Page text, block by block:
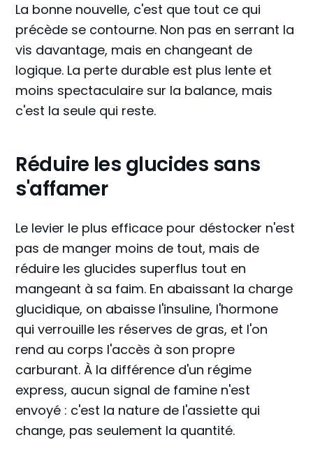
La bonne nouvelle, c'est que tout ce qui
précède se contourne. Non pas en serrant la
vis davantage, mais en changeant de
logique. La perte durable est plus lente et
moins spectaculaire sur la balance, mais
c'est la seule qui reste.
Réduire les glucides sans
s'affamer
Le levier le plus efficace pour déstocker n'est
pas de manger moins de tout, mais de
réduire les glucides superflus tout en
mangeant à sa faim. En abaissant la charge
glucidique, on abaisse l'insuline, l'hormone
qui verrouille les réserves de gras, et l'on
rend au corps l'accès à son propre
carburant. À la différence d'un régime
express, aucun signal de famine n'est
envoyé : c'est la nature de l'assiette qui
change, pas seulement la quantité.